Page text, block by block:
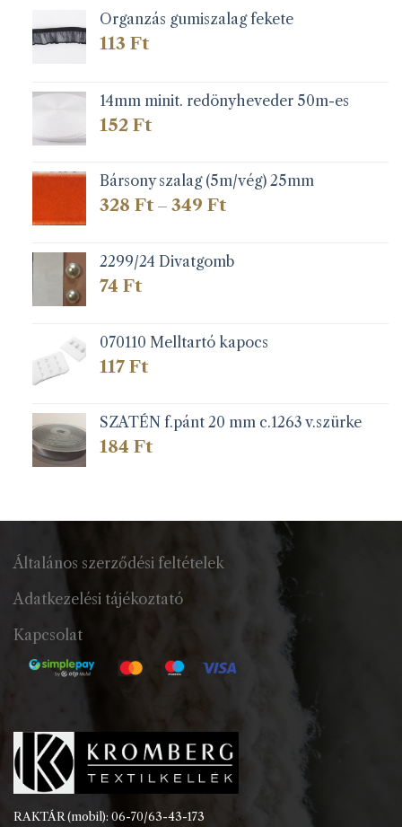
Organzás gumiszalag fekete
113 Ft
14mm minit. redönyheveder 50m-es
152 Ft
Bársony szalag (5m/vég) 25mm
328 Ft – 349 FtÁrtartomány:
349 Ft
2299/24 Divatgomb
74 Ft
070110 Melltartó kapocs
117 Ft
SZATÉN f.pánt 20 mm c.1263 v.szürke
184 Ft
Általános szerződési feltételek
Adatkezelési tájékoztató
Kapcsolat
RAKTÁR (mobil): 06-70/63-43-173